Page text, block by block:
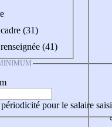
(31)
(41)
pour le salaire saisi